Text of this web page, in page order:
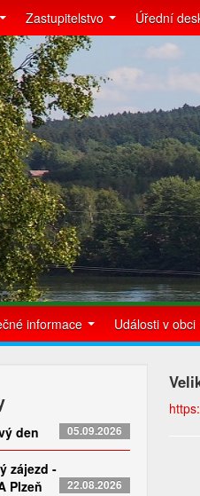
Zastupitelstvo Úřední
informace Události v obci
den 05.09.2026
zájezd -
Plzeň
22.08.2026